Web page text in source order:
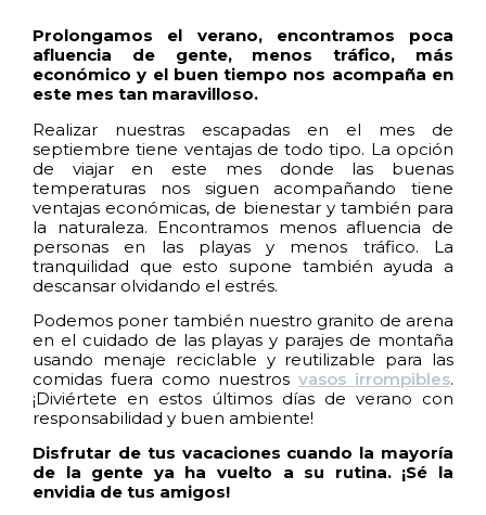
Prolongamos el verano, encontramos poca
afluencia de gente, menos tráfico, más
económico y el buen tiempo nos acompaña en
este mes tan maravilloso.
Realizar nuestras escapadas en el mes de
septiembre tiene ventajas de todo tipo. La opción
de viajar en este mes donde las buenas
temperaturas nos siguen acompañando tiene
ventajas económicas, de bienestar y también para
la naturaleza. Encontramos menos afluencia de
personas en las playas y menos tráfico. La
tranquilidad que esto supone también ayuda a
descansar olvidando el estrés.
Podemos poner también nuestro granito de arena
en el cuidado de las playas y parajes de montaña
usando menaje reciclable y reutilizable para las
comidas fuera como nuestrosvasos irrompibles.
¡Diviértete en estos últimos días de verano con
responsabilidad y buen ambiente!
Disfrutar de tus vacaciones cuando la mayoría
de la gente ya ha vuelto a su rutina. ¡Sé la
envidia de tus amigos!